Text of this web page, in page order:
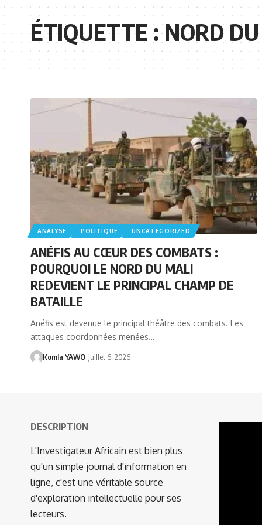
ÉTIQUETTE :NORD
ANALYSE POLITIQUE UNCATEGORIZED
ANÉFIS AU CŒUR DES COMBATS :
POURQUOI LE NORD DU MALI
REDEVIENT LE PRINCIPAL CHAMP DE
BATAILLE
Anéfis est devenue le principal théâtre des combats. Les
attaques coordonnées menées…
Komla YAWO juillet 6, 2026
DESCRIPTION
L'Investigateur Africain est bien plus
qu'un simple journal d'information en
ligne, c'est une véritable source
d'exploration intellectuelle pour ses
lecteurs.